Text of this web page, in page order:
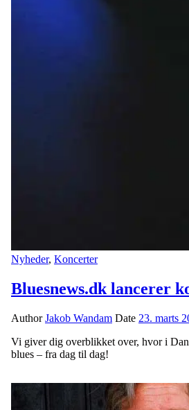
Nyheder, Koncerter
Bluesnews.dk lancerer
AuthorJakob Wandam Date 23. marts
Vi giver dig overblikket over, hvor i
blues – fra dag til dag!